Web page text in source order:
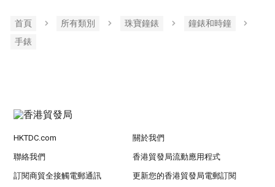
首頁 所有類別 珠寶鐘錶
鐘錶和時鐘
手錶
HKTDC.com 關於我們
聯絡我們 香港貿發局流動應用程式
訂閱商貿全接觸電郵通訊 更新您的香港貿發局電郵訂閱